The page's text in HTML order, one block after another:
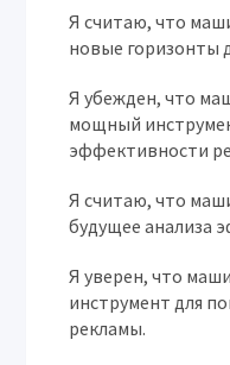
Я считаю, что
новые горизонты
Я убежден, что
мощный
эффективности
Я считаю, что
будущее анализа
Я уверен, что
инструмент для
рекламы.